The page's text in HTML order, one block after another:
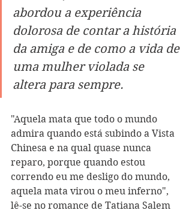
abordou a experiência
dolorosa de contar a história
da amiga e de como a vida de
uma mulher violada se
altera para sempre.
"Aquela mata que todo o mundo
admira quando está subindo a Vista
Chinesa e na qual quase nunca
reparo, porque quando estou
correndo eu me desligo do mundo,
aquela mata virou o meu inferno",
lê-se no romance de Tatiana Salem